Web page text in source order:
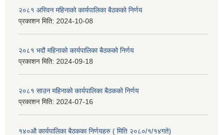
२०८१ अस्विन महिनाको कार्यपालिका बैठकको निर्णय
प्रकाशन मिति: 2024-10-08
२०८१ भदौ महिनाको कार्यपालिका बैठकको निर्णय
प्रकाशन मिति: 2024-09-18
२०८१ साउन महिनाको कार्यपालिका बैठकको निर्णय
प्रकाशन मिति: 2024-07-16
१४०औ कार्यपालिका बैठकका निर्णयहरु ( मिति २०८०/१/१४गते)